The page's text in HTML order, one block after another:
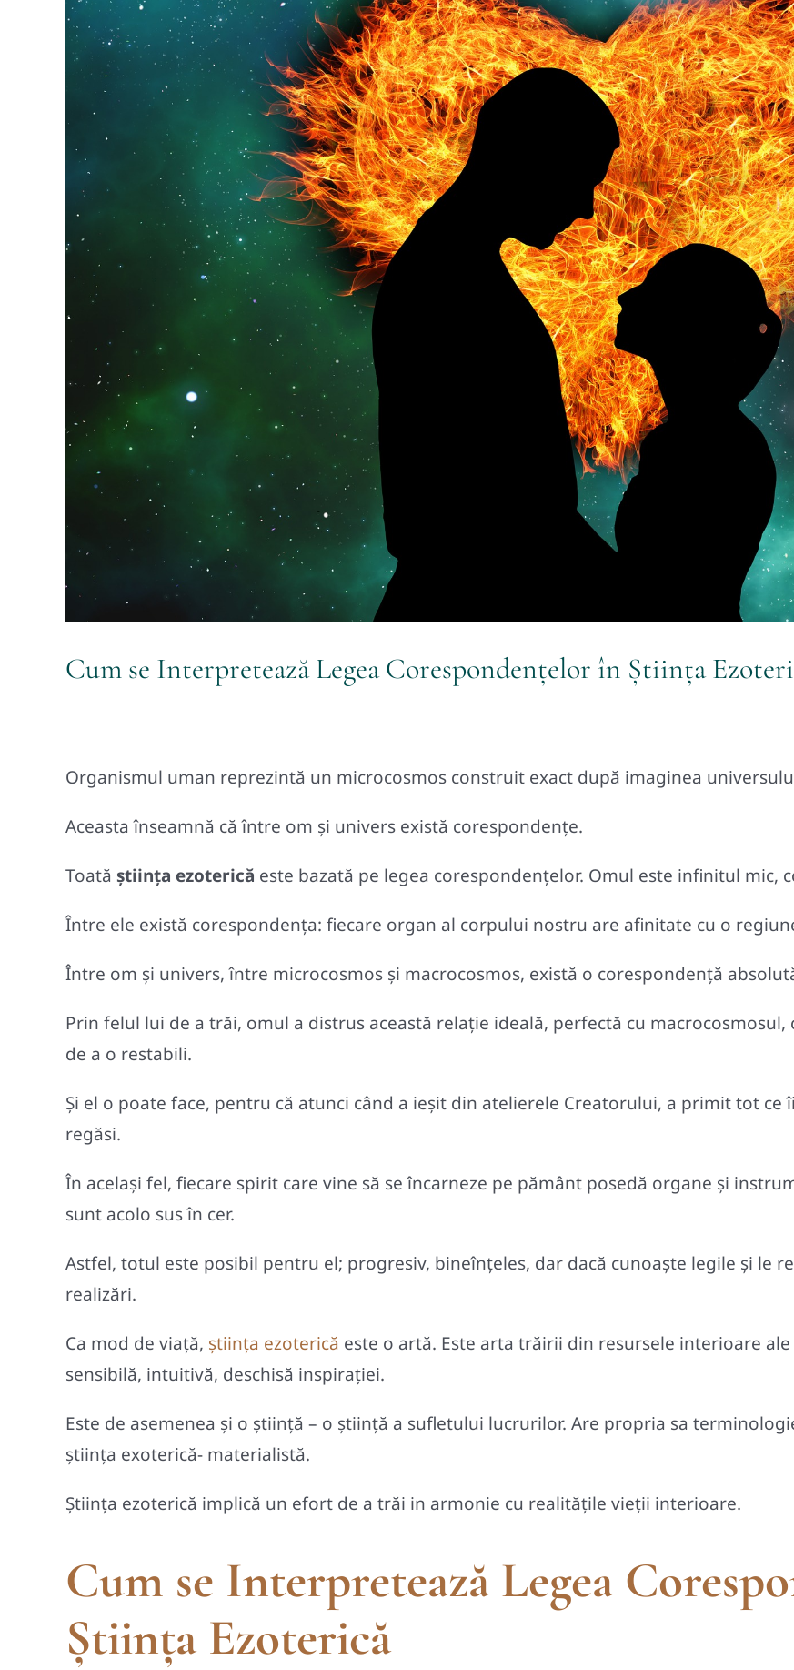
Cum se Interpretează Legea Corespondențelor în Știința
Organismul uman reprezintă un microcosmos construit exact după imaginea
Aceasta înseamnă că între om şi univers există corespondenţe.
Toată ştiinţa ezoterică este bazată pe legea corespondenţelor. Omul este infinitul mic,
Între ele există corespondenţa: fiecare organ al corpului nostru are afinitate cu o
Între om şi univers, între microcosmos şi macrocosmos, există o corespondenţă
Prin felul lui de a trăi, omul a distrus această relaţie ideală, perfectă cu
de a o restabili.
Şi el o poate face, pentru că atunci când a ieşit din atelierele Creatorului, a primit tot ce
regăsi.
În acelaşi fel, fiecare spirit care vine să se încarneze pe pământ posedă organe şi
sunt acolo sus în cer.
Astfel, totul este posibil pentru el; progresiv, bineînţeles, dar dacă cunoaşte legile şi le
realizări.
Ca mod de viață, știința ezoterică este o artă. Este arta trăirii din resursele interioare
sensibilă, intuitivă, deschisă inspirației.
Este de asemenea și o știință – o știință a sufletului lucrurilor. Are propria sa
știința exoterică- materialistă.
Știința ezoterică implică un efort de a trăi in armonie cu realitățile vieții interioare.
Cum se Interpretează Legea
Știința Ezoterică